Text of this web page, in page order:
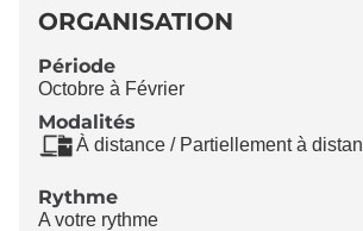
ORGANISATION
Période
Octobre à Février
Modalités
À distance / Partiellement à
Rythme
A votre rythme